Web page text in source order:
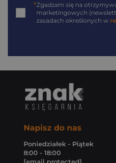
*Zgadzam się na
marketingowych
zasadach określonych w
Napisz do nas
Poniedziałek - Piątek
8:00 - 18:00